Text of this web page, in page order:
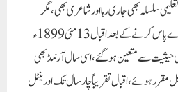
سلسلہ بھی جاری رہا اور شاعری بھی ، مگر
مشاعروں میں نہیں جاتے تھے ، ایم اے پاس کرنے کے بعد اقبال 13 مئی 1899ء
حیثیت سے متعین ہو گئے ، اسی سال آرنلڈ بھی
مقرر ہوئے ، اقبال تقریباً چار سال تک اورینٹل